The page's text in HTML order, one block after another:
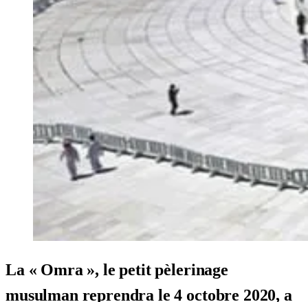
La « Omra », le petit pèlerinage
musulman reprendra le 4 octobre 2020, a